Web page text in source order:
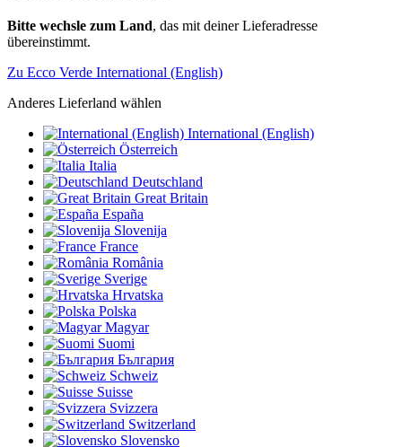
Bitte wechsle zum Land, das mit deiner Lieferadresse
übereinstimmt.
Zu Ecco Verde International (English)
Anderes Lieferland wählen
International (English)
Österreich
Italia
Deutschland
Great Britain
España
Slovenija
France
România
Sverige
Hrvatska
Polska
Magyar
Suomi
България
Schweiz
Suisse
Svizzera
Switzerland
Slovensko